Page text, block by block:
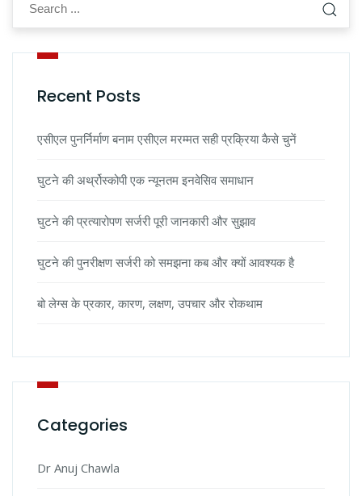
Recent Posts
एसीएल पुनर्निर्माण बनाम एसीएल मरम्मत सही प्रक्रिया कैसे चुनें
घुटने की अर्थ्रोस्कोपी एक न्यूनतम इनवेसिव समाधान
घुटने की प्रत्यारोपण सर्जरी पूरी जानकारी और सुझाव
घुटने की पुनरीक्षण सर्जरी को समझना कब और क्यों आवश्यक है
बो लेग्स के प्रकार, कारण, लक्षण, उपचार और रोकथाम
Categories
Dr Anuj Chawla